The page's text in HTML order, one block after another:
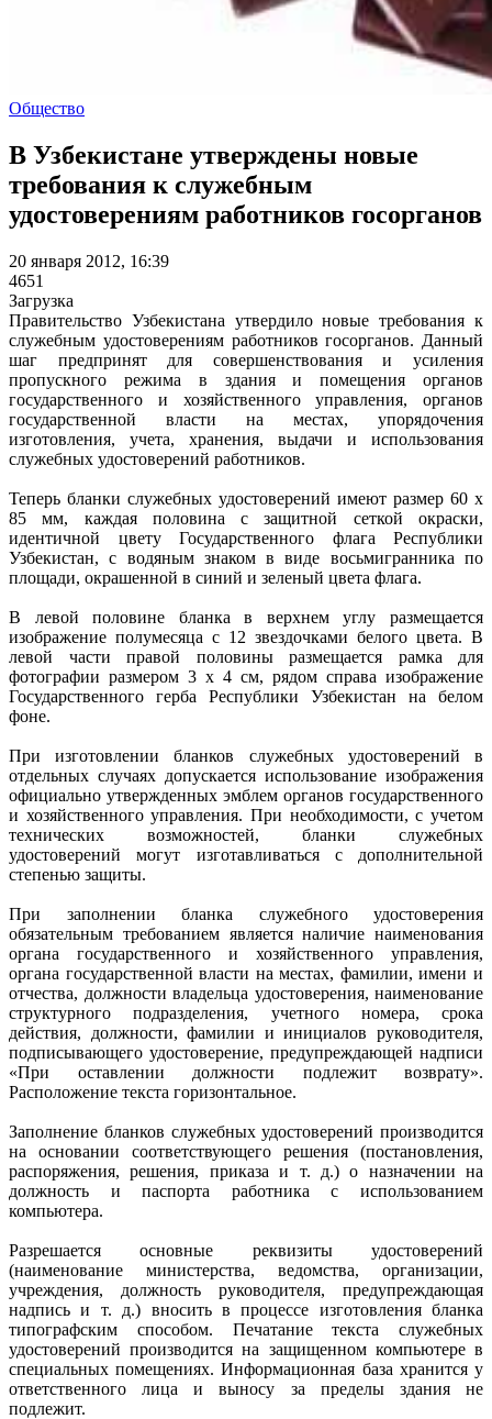
Общество
В Узбекистане утверждены новые
требования к служебным
удостоверениям работников госорганов
20 января 2012, 16:39
4651
Загрузка
Правительство Узбекистана утвердило новые требования к
служебным удостоверениям работников госорганов. Данный
шаг предпринят для совершенствования и усиления
пропускного режима в здания и помещения органов
государственного и хозяйственного управления, органов
государственной власти на местах, упорядочения
изготовления, учета, хранения, выдачи и использования
служебных удостоверений работников.
Теперь бланки служебных удостоверений имеют размер 60 х
85 мм, каждая половина с защитной сеткой окраски,
идентичной цвету Государственного флага Республики
Узбекистан, с водяным знаком в виде восьмигранника по
площади, окрашенной в синий и зеленый цвета флага.
В левой половине бланка в верхнем углу размещается
изображение полумесяца с 12 звездочками белого цвета. В
левой части правой половины размещается рамка для
фотографии размером 3 х 4 см, рядом справа изображение
Государственного герба Республики Узбекистан на белом
фоне.
При изготовлении бланков служебных удостоверений в
отдельных случаях допускается использование изображения
официально утвержденных эмблем органов государственного
и хозяйственного управления. При необходимости, с учетом
технических возможностей, бланки служебных
удостоверений могут изготавливаться с дополнительной
степенью защиты.
При заполнении бланка служебного удостоверения
обязательным требованием является наличие наименования
органа государственного и хозяйственного управления,
органа государственной власти на местах, фамилии, имени и
отчества, должности владельца удостоверения, наименование
структурного подразделения, учетного номера, срока
действия, должности, фамилии и инициалов руководителя,
подписывающего удостоверение, предупреждающей надписи
«При оставлении должности подлежит возврату».
Расположение текста горизонтальное.
Заполнение бланков служебных удостоверений производится
на основании соответствующего решения (постановления,
распоряжения, решения, приказа и т. д.) о назначении на
должность и паспорта работника с использованием
компьютера.
Разрешается основные реквизиты удостоверений
(наименование министерства, ведомства, организации,
учреждения, должность руководителя, предупреждающая
надпись и т. д.) вносить в процессе изготовления бланка
типографским способом. Печатание текста служебных
удостоверений производится на защищенном компьютере в
специальных помещениях. Информационная база хранится у
ответственного лица и выносу за пределы здания не
подлежит.